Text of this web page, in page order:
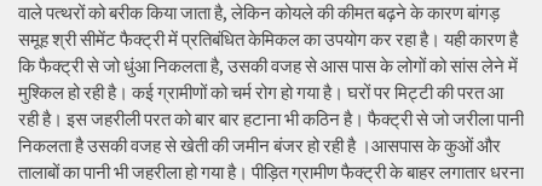
वाले पत्थरों को बरीक किया जाता है, लेकिन कोयले की कीमत बढ़ने के कारण बांगड़
समूह श्री सीमेंट फैक्ट्री में प्रतिबंधित केमिकल का उपयोग कर रहा है। यही कारण है
कि फैक्ट्री से जो धुंआ निकलता है, उसकी वजह से आस पास के लोगों को सांस लेने में
मुश्किल हो रही है। कई ग्रामीणों को चर्म रोग हो गया है। घरों पर मिट्टी की परत आ
रही है। इस जहरीली परत को बार बार हटाना भी कठिन है। फैक्ट्री से जो जरीला पानी
निकलता है उसकी वजह से खेती की जमीन बंजर हो रही है ।आसपास के कुओं और
तालाबों का पानी भी जहरीला हो गया है। पीड़ित ग्रामीण फैक्ट्री के बाहर लगातार धरना